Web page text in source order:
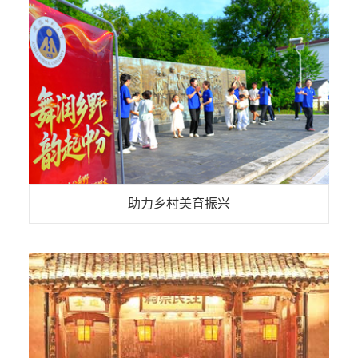
助力乡村美育振兴